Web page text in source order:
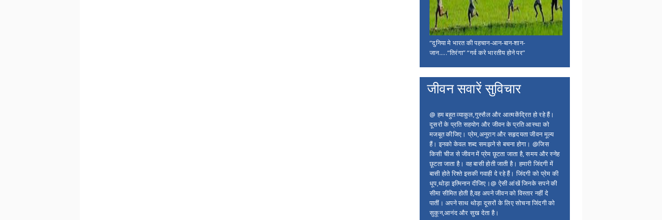
“दुनिया मे भारत की पहचान-आन-बान-शान-
जान.....“तिरंगा” “गर्व करे भारतीय होने पर”
जीवन सवारें सुविचार
@ हम बहुत व्याकुल,गुस्सैल और आत्मकेंद्रित हो रहे हैं।
दूसरों के प्रति सहयोग और जीवन के प्रति आस्था को
मजबूत कीजिए। प्रेम,अनुराग और सहृदयता जीवन मूल्य
हैं। इनको केवल शब्द समझने से बचना होगा। @जिस
किसी चीज से जीवन में प्रेम छूटता जाता है, समय और स्नेह
छूटता जाता है। वह बासी होती जाती है। हमारी जिंदगी में
बासी होते रिश्ते इसकी गवाही दे रहे हैं। जिंदगी को प्रेम की
धूप,थोड़ा इत्मिनान दीजिए।@ ऐसी आंखें जिनके सपने की
सीमा सीमित होती है,वह अपने जीवन को विस्तार नहीं दे
पातीं। अपने साथ थोड़ा दूसरों के लिए सोचना जिंदगी को
सुकून,आनंद और सुख देता है।